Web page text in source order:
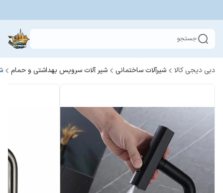
جستجو
دبی دیجی کالا شیرآلات ساختمانی شیر آلات سرویس بهداشتی و حمام